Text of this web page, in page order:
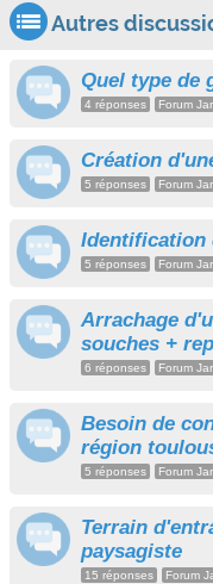
Autres
Quel type de
4 réponses Forum
Création
5 réponses Forum
Identification
5 réponses Forum
Arrachage
souches +
6 réponses Forum
Besoin de
région
5 réponses Forum
Terrain
paysagiste
15 réponses Forum